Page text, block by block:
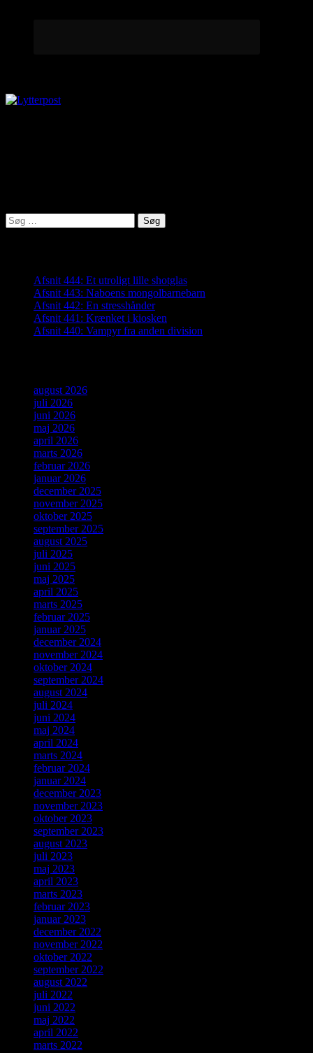
Søg
efter:
Afsnit 444: Et utroligt lille shotglas
Afsnit 443: Naboens mongolbarnebarn
Afsnit 442: En stresshånder
Afsnit 441: Krænket i kiosken
Afsnit 440: Vampyr fra anden division
august 2026
juli 2026
juni 2026
maj 2026
april 2026
marts 2026
februar 2026
januar 2026
december 2025
november 2025
oktober 2025
september 2025
august 2025
juli 2025
juni 2025
maj 2025
april 2025
marts 2025
februar 2025
januar 2025
december 2024
november 2024
oktober 2024
september 2024
august 2024
juli 2024
juni 2024
maj 2024
april 2024
marts 2024
februar 2024
januar 2024
december 2023
november 2023
oktober 2023
september 2023
august 2023
juli 2023
maj 2023
april 2023
marts 2023
februar 2023
januar 2023
december 2022
november 2022
oktober 2022
september 2022
august 2022
juli 2022
juni 2022
maj 2022
april 2022
marts 2022